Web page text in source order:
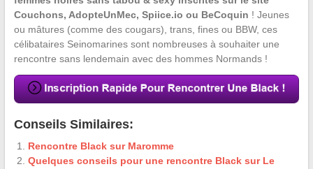
Couchons, AdopteUnMec, Spiice.io ou BeCoquin ! Jeunes
ou mâtures (comme des cougars), trans, fines ou BBW, ces
célibataires Seinomarines sont nombreuses à souhaiter une
rencontre sans lendemain avec des hommes Normands !
Conseils Similaires:
Rencontre Black sur Maromme
Quelques conseils pour une rencontre Black sur Le